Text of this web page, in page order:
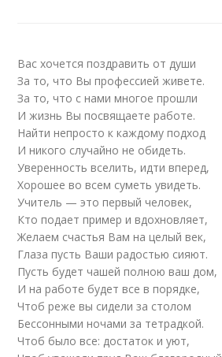
Вас хочется поздравить от души
За то, что Вы профессией живете.
За то, что с нами многое прошли
И жизнь Вы посвящаете работе.
Найти непросто к каждому подход
И никого случайно не обидеть.
Уверенность вселить, идти вперед,
Хорошее во всем суметь увидеть.
Учитель — это первый человек,
Кто подает пример и вдохновляет,
Желаем счастья Вам на целый век,
Глаза пусть Ваши радостью сияют.
Пусть будет чашей полною ваш дом,
И на работе будет все в порядке,
Чтоб реже вы сидели за столом
Бессонными ночами за тетрадкой.
Чтоб было все: достаток и уют,